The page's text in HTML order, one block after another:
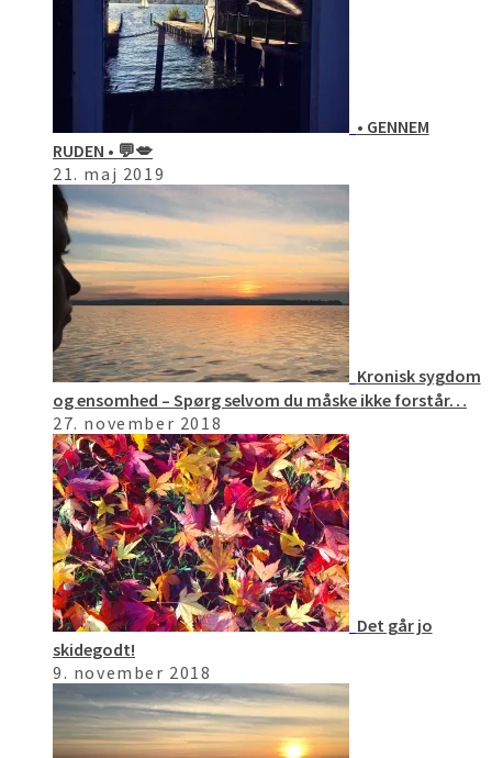
• GENNEM
RUDEN • 💬💋
21. maj 2019
Kronisk sygdom
og ensomhed – Spørg selvom du måske ikke forstår…
27. november 2018
Det går jo
skidegodt!
9. november 2018